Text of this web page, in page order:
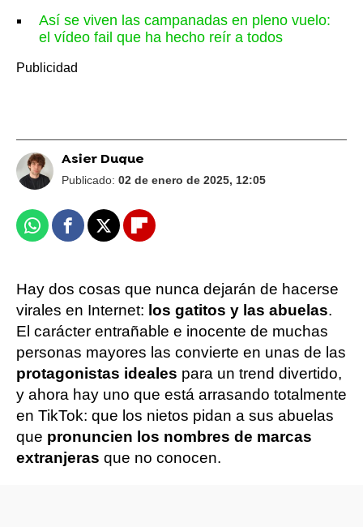
Así se viven las campanadas en pleno vuelo:
el vídeo fail que ha hecho reír a todos
Asier Duque
Publicado: 02 de enero de 2025, 12:05
WhatsappFacebook
X Flipboard
Hay dos cosas que nunca dejarán de hacerse
virales en Internet: los gatitos y las abuelas.
El carácter entrañable e inocente de muchas
personas mayores las convierte en unas de las
protagonistas ideales para un trend divertido,
y ahora hay uno que está arrasando totalmente
en TikTok: que los nietos pidan a sus abuelas
que pronuncien los nombres de marcas
extranjeras que no conocen.